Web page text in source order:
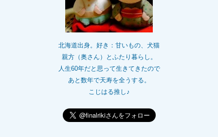
北海道出身。好き：甘いもの、犬猫
親方（奥さん）とふたり暮らし。
人生60年だと思って生きてきたので
あと数年で天寿を全うする。
こじはる推し♪